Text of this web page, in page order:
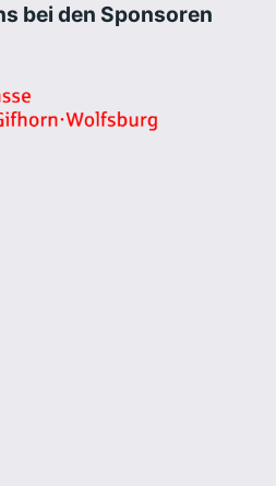
bei den Sponsoren